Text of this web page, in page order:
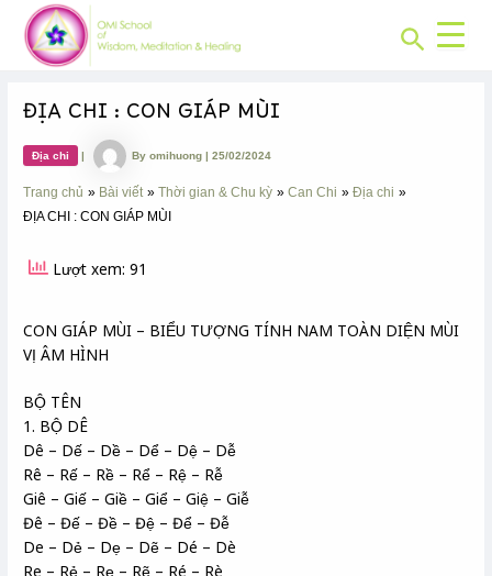
content
Search
ĐỊA CHI : CON GIÁP MÙI
Địa chi | Byomihuong|25/02/2024
Trang chủ Bài viết Thời gian & Chu kỳ Can Chi
Địa chi
ĐỊA CHI : CON GIÁP MÙI
Lượt xem: 91
CON GIÁP MÙI – BIỂU TƯỢNG TÍNH NAM TOÀN DIỆN MÙI
VỊ ÂM HÌNH
BỘ TÊN
1. BỘ DÊ
Dê – Dế – Dề – Dể – Dệ – Dễ
Rê – Rế – Rề – Rể – Rệ – Rễ
Giê – Giế – Giề – Giể – Giệ – Giễ
Đê – Đế – Đề – Đệ – Để – Đễ
De – Dẻ – Dẹ – Dẽ – Dé – Dè
Re – Rẻ – Rẹ – Rẽ – Ré – Rè
Post
navigation
CHUYÊN
MỤC: